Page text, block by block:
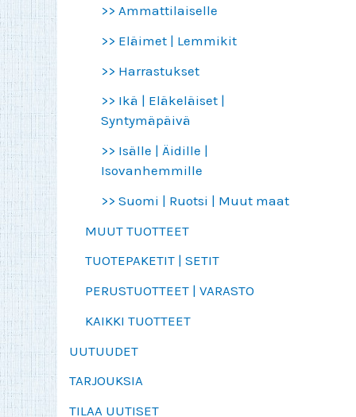
>> Ammattilaiselle
>> Eläimet | Lemmikit
>> Harrastukset
>> Ikä | Eläkeläiset |
Syntymäpäivä
>> Isälle | Äidille |
Isovanhemmille
>> Suomi | Ruotsi | Muut maat
MUUT TUOTTEET
TUOTEPAKETIT | SETIT
PERUSTUOTTEET | VARASTO
KAIKKI TUOTTEET
UUTUUDET
TARJOUKSIA
TILAA UUTISET